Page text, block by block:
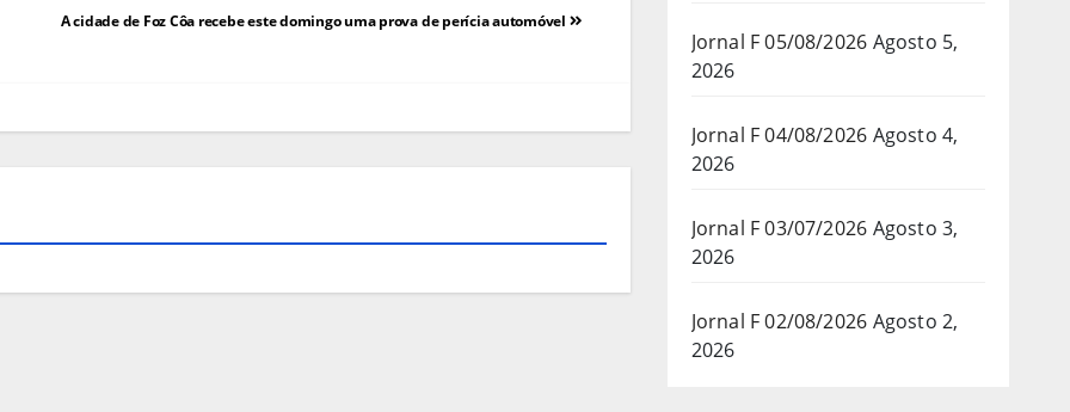
A cidade de Foz Côa recebe este domingo uma prova de perícia automóvel
Jornal F 05/08/2026 Agosto 5,
2026
Jornal F 04/08/2026 Agosto 4,
2026
Jornal F 03/07/2026 Agosto 3,
2026
Jornal F 02/08/2026 Agosto 2,
2026